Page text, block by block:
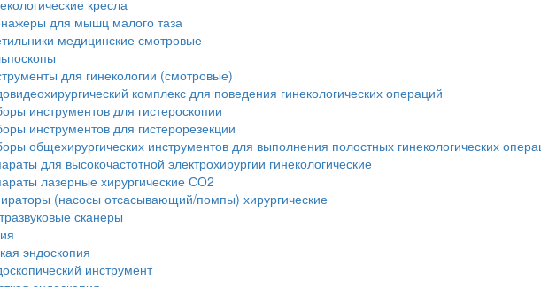
кресла
для мышц малого таза
медицинские смотровые
для гинекологии (смотровые)
комплекс для поведения гинекологических операций
инструментов для гистероскопии
инструментов для гистерорезекции
общехирургических инструментов для выполнения полостных гинекологических
для высокочастотной электрохирургии гинекологические
лазерные хирургические СО2
(насосы отсасывающий/помпы) хирургические
сканеры
эндоскопия
инструмент